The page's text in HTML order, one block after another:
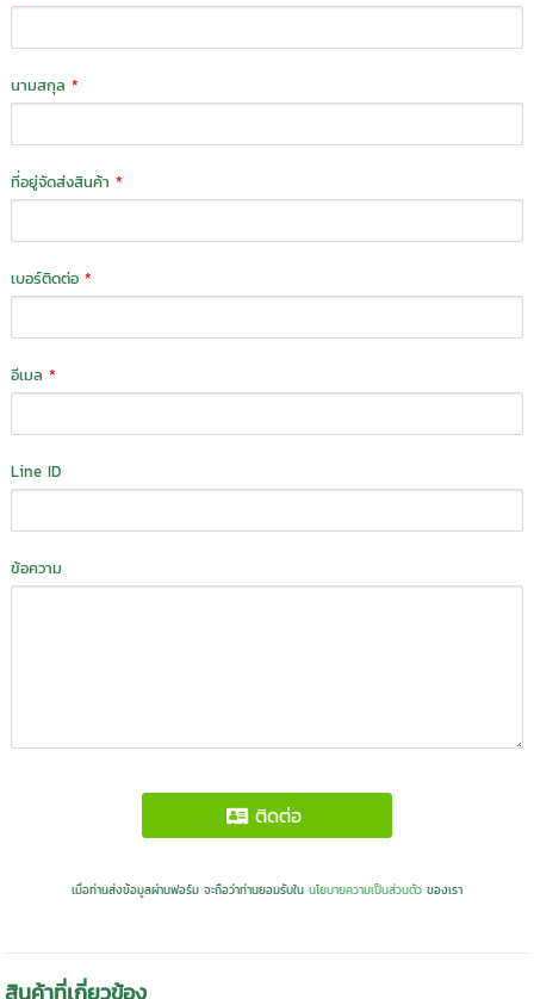
นามสกุล*
ที่อยู่จัดส่งสินค้า*
เบอร์ติดต่อ*
อีเมล*
Line ID
ข้อความ
ติดต่อ
เมื่อท่านส่งข้อมูลผ่านฟอร์ม จะถือว่าท่านยอมรับใน นโยบายความเป็นส่วนตัว ของเรา